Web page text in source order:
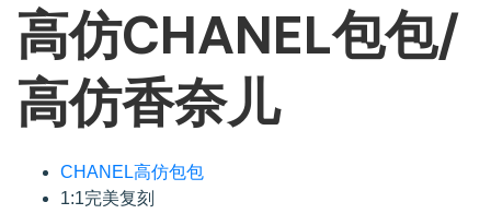
高仿CHANEL包包/
高仿香奈儿
CHANEL高仿包包
1:1完美复刻